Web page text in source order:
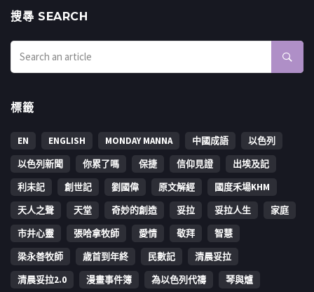
搜㝷 SEARCH
標籤
EN ENGLISH MONDAY MANNA 中國成語
以色列
以色列新聞
你累了嗎 保捷 信仰見證
出埃及記
利未記
創世記 劉國偉 原文解經
國度禾場KHM
天人之聲
天堂 奇妙的創造 妥拉 妥拉人生
家庭
市井心靈
張哈拿牧師 愛情 敬拜
智慧
梁永善牧師
歳首到年終 民數記
清晨妥拉
清晨妥拉2.0
漫畫事件簿 為以色列代禱 琴與爐